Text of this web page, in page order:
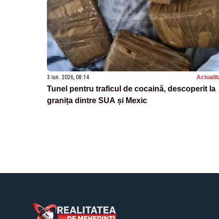
3 iun. 2026, 08:14
Tunel pentru traficul de cocaină, descoperit la
granița dintre SUA și Mexic